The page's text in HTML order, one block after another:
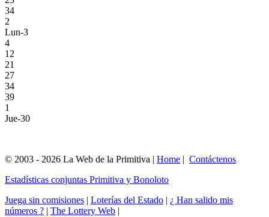
34
2
Lun-3
4
12
21
27
34
39
1
Jue-30
© 2003 - 2026 La Web de la Primitiva | Home | Contáctenos
Estadísticas conjuntas Primitiva y Bonoloto
Juega sin comisiones | Loterías del Estado | ¿ Han salido mis
números ? | The Lottery Web |